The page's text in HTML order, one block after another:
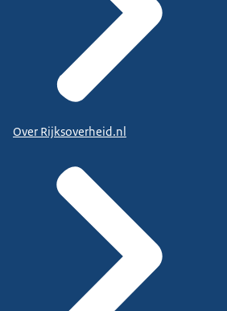
Over Rijksoverheid.nl